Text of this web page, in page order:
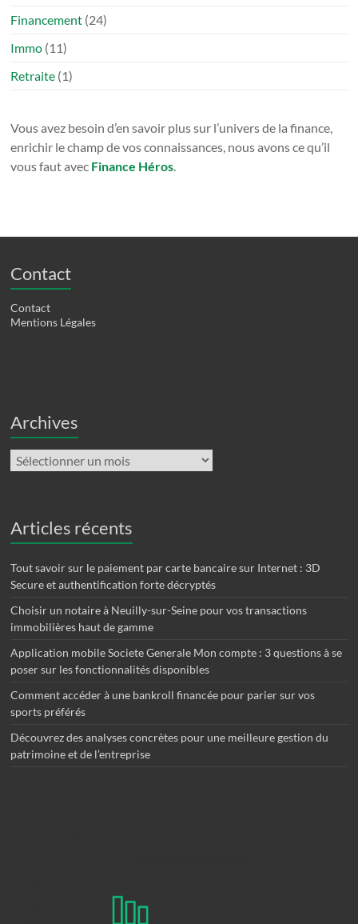
Financement (24)
Immo (11)
Retraite (1)
Vous avez besoin d’en savoir plus sur l’univers de la finance,
enrichir le champ de vos connaissances, nous avons ce qu’il
vous faut avec Finance Héros.
Contact
Contact
Mentions Légales
Archives
Archives
Articles récents
Tout savoir sur le paiement par carte bancaire sur Internet : 3D
Secure et authentification forte décryptés
Choisir un notaire à Neuilly-sur-Seine pour vos transactions
immobilières haut de gamme
Application mobile Societe Generale Mon compte : 3 questions à se
poser sur les fonctionnalités disponibles
Comment accéder à une bankroll financée pour parier sur vos
sports préférés
Découvrez des analyses concrètes pour une meilleure gestion du
patrimoine et de l’entreprise